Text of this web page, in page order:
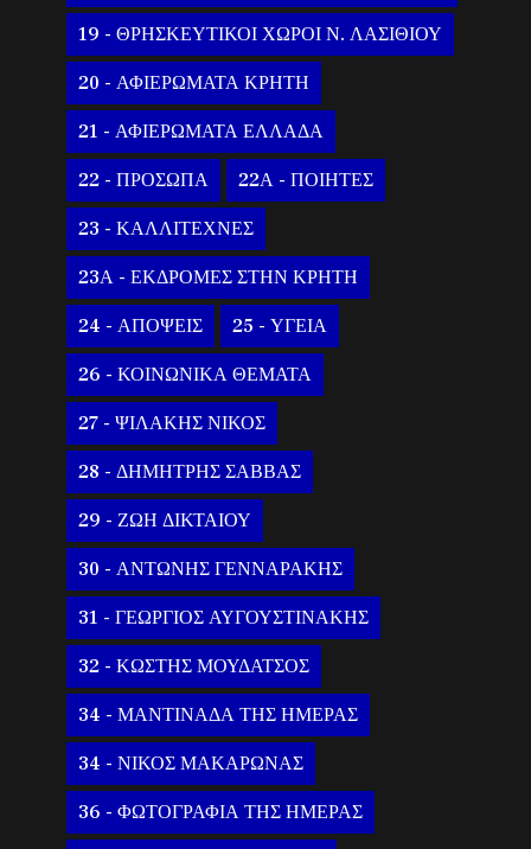
19 - ΘΡΗΣΚΕΥΤΙΚΟΙ ΧΩΡΟΙ Ν. ΛΑΣΙΘΙΟΥ
20 - ΑΦΙΕΡΩΜΑΤΑ ΚΡΗΤΗ
21 - ΑΦΙΕΡΩΜΑΤΑ ΕΛΛΑΔΑ
22 - ΠΡΟΣΩΠΑ 22Α - ΠΟΙΗΤΕΣ
23 - ΚΑΛΛΙΤΕΧΝΕΣ
23Α - ΕΚΔΡΟΜΕΣ ΣΤΗΝ ΚΡΗΤΗ
24 - ΑΠΟΨΕΙΣ 25 - ΥΓΕΙΑ
26 - ΚΟΙΝΩΝΙΚΑ ΘΕΜΑΤΑ
27 - ΨΙΛΑΚΗΣ ΝΙΚΟΣ
28 - ΔΗΜΗΤΡΗΣ ΣΑΒΒΑΣ
29 - ΖΩΗ ΔΙΚΤΑΙΟΥ
30 - ΑΝΤΩΝΗΣ ΓΕΝΝΑΡΑΚΗΣ
31 - ΓΕΩΡΓΙΟΣ ΑΥΓΟΥΣΤΙΝΑΚΗΣ
32 - ΚΩΣΤΗΣ ΜΟΥΔΑΤΣΟΣ
34 - ΜΑΝΤΙΝΑΔΑ ΤΗΣ ΗΜΕΡΑΣ
34 - ΝΙΚΟΣ ΜΑΚΑΡΩΝΑΣ
36 - ΦΩΤΟΓΡΑΦΙΑ ΤΗΣ ΗΜΕΡΑΣ